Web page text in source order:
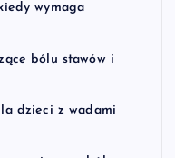
wymaga
bólu stawów i
dzieci z wadami